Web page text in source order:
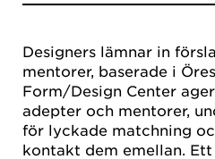
Designers lämnar in
mentorer, baserade i
Form/Design Center
adepter och mentorer,
för lyckade matchning
kontakt dem emellan.